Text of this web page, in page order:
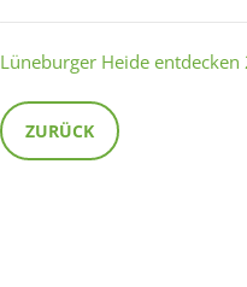
Lüneburger Heide entdecken
ZURÜCK